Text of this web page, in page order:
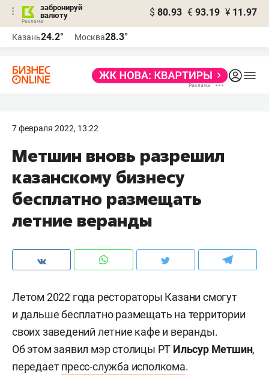
забронируй
валюту
$ 80.93 € 93.19 ¥ 11.97
Казань24.2° Москва28.3°
7 февраля 2022, 13:22
Метшин вновь разрешил
казанскому бизнесу
бесплатно размещать
летние веранды
Летом 2022 года рестораторы Казани смогут
и дальше бесплатно размещать на территории
своих заведений летние кафе и веранды.
Об этом заявил мэр столицы РТ Ильсур Метшин,
передаетпресс-служба исполкома.